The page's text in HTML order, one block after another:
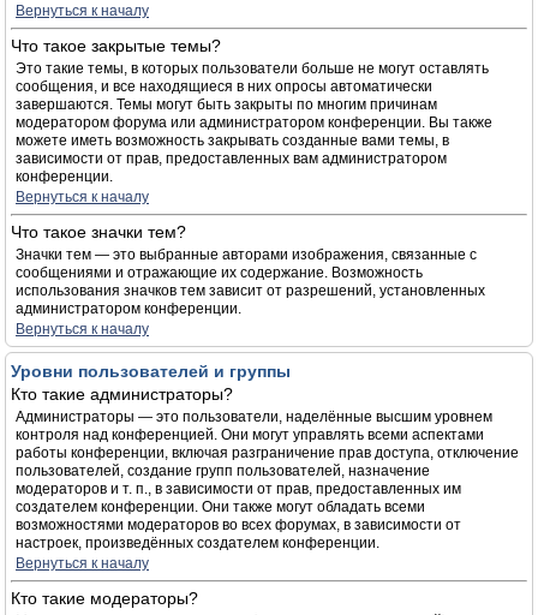
Вернуться к началу
Что такое закрытые темы?
Это такие темы, в которых пользователи больше не могут оставлять
сообщения, и все находящиеся в них опросы автоматически
завершаются. Темы могут быть закрыты по многим причинам
модератором форума или администратором конференции. Вы также
можете иметь возможность закрывать созданные вами темы, в
зависимости от прав, предоставленных вам администратором
конференции.
Вернуться к началу
Что такое значки тем?
Значки тем — это выбранные авторами изображения, связанные с
сообщениями и отражающие их содержание. Возможность
использования значков тем зависит от разрешений, установленных
администратором конференции.
Вернуться к началу
Уровни пользователей и группы
Кто такие администраторы?
Администраторы — это пользователи, наделённые высшим уровнем
контроля над конференцией. Они могут управлять всеми аспектами
работы конференции, включая разграничение прав доступа, отключение
пользователей, создание групп пользователей, назначение
модераторов и т. п., в зависимости от прав, предоставленных им
создателем конференции. Они также могут обладать всеми
возможностями модераторов во всех форумах, в зависимости от
настроек, произведённых создателем конференции.
Вернуться к началу
Кто такие модераторы?